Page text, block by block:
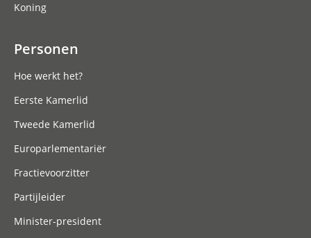
Koning
Personen
Hoe werkt het?
Eerste Kamerlid
Tweede Kamerlid
Europarlementariër
Fractievoorzitter
Partijleider
Minister-president